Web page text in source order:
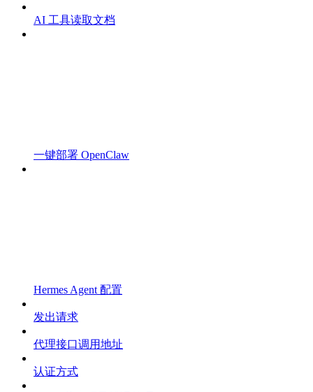
AI 工具读取文档
一键部署 OpenClaw
Hermes Agent 配置
发出请求
代理接口调用地址
认证方式